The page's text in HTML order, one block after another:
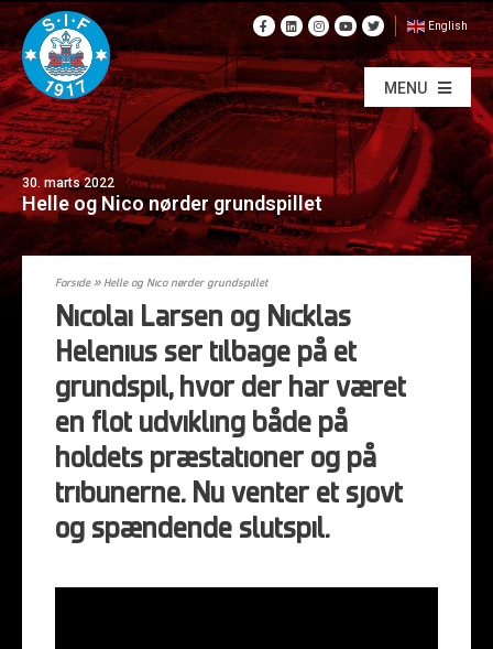
English
MENU
30. marts 2022
Helle og Nico nørder grundspillet
Forside» Helle og Nico nørder grundspillet
Nicolai Larsen og Nicklas
Helenius ser tilbage på et
grundspil, hvor der har været
en flot udvikling både på
holdets præstationer og på
tribunerne. Nu venter et sjovt
og spændende slutspil.